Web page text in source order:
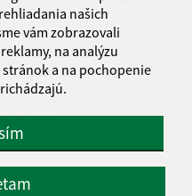
našich
vám zobrazovali
na analýzu
a na pochopenie
Obec Kysak.
dizajn manuálom
služieb.
s.r.o.
domény